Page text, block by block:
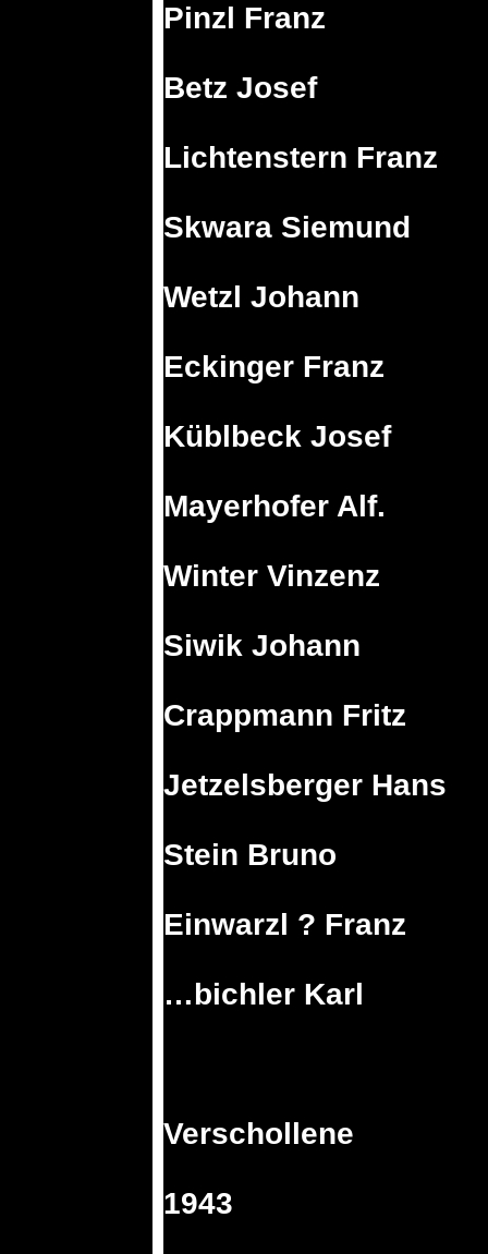
Pinzl Franz
Betz Josef
Lichtenstern Franz
Skwara Siemund
Wetzl Johann
Eckinger Franz
Küblbeck Josef
Mayerhofer Alf.
Winter Vinzenz
Siwik Johann
Crappmann Fritz
Jetzelsberger Hans
Stein Bruno
Einwarzl ? Franz
…bichler Karl
Verschollene
1943